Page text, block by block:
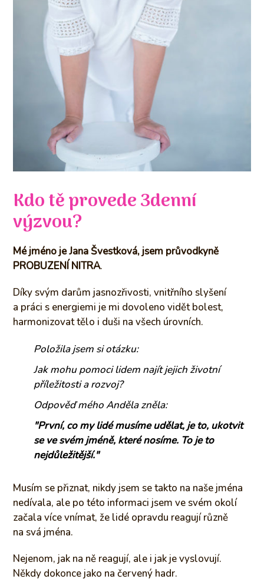
Kdo tě provede 3denní
výzvou?
Mé jméno je Jana Švestková, jsem průvodkyně
PROBUZENÍ NITRA.
Díky svým darům jasnozřivosti, vnitřního slyšení
a práci s energiemi je mi dovoleno vidět bolest,
harmonizovat tělo i duši na všech úrovních.
Položila jsem si otázku:
Jak mohu pomoci lidem najít jejich životní
příležitosti a rozvoj?
Odpověď mého Anděla zněla:
"První, co my lidé musíme udělat, je to, ukotvit
se ve svém jméně, které nosíme. To je to
nejdůležitější."
Musím se přiznat, nikdy jsem se takto na naše jména
nedívala, ale po této informaci jsem ve svém okolí
začala více vnímat, že lidé opravdu reagují různě
na svá jména.
Nejenom, jak na ně reagují, ale i jak je vyslovují.
Někdy dokonce jako na červený hadr.